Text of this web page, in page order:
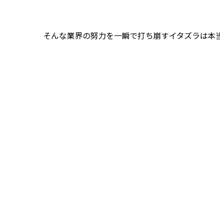
そんな業界の努力を一瞬で打ち崩すイタズラは本